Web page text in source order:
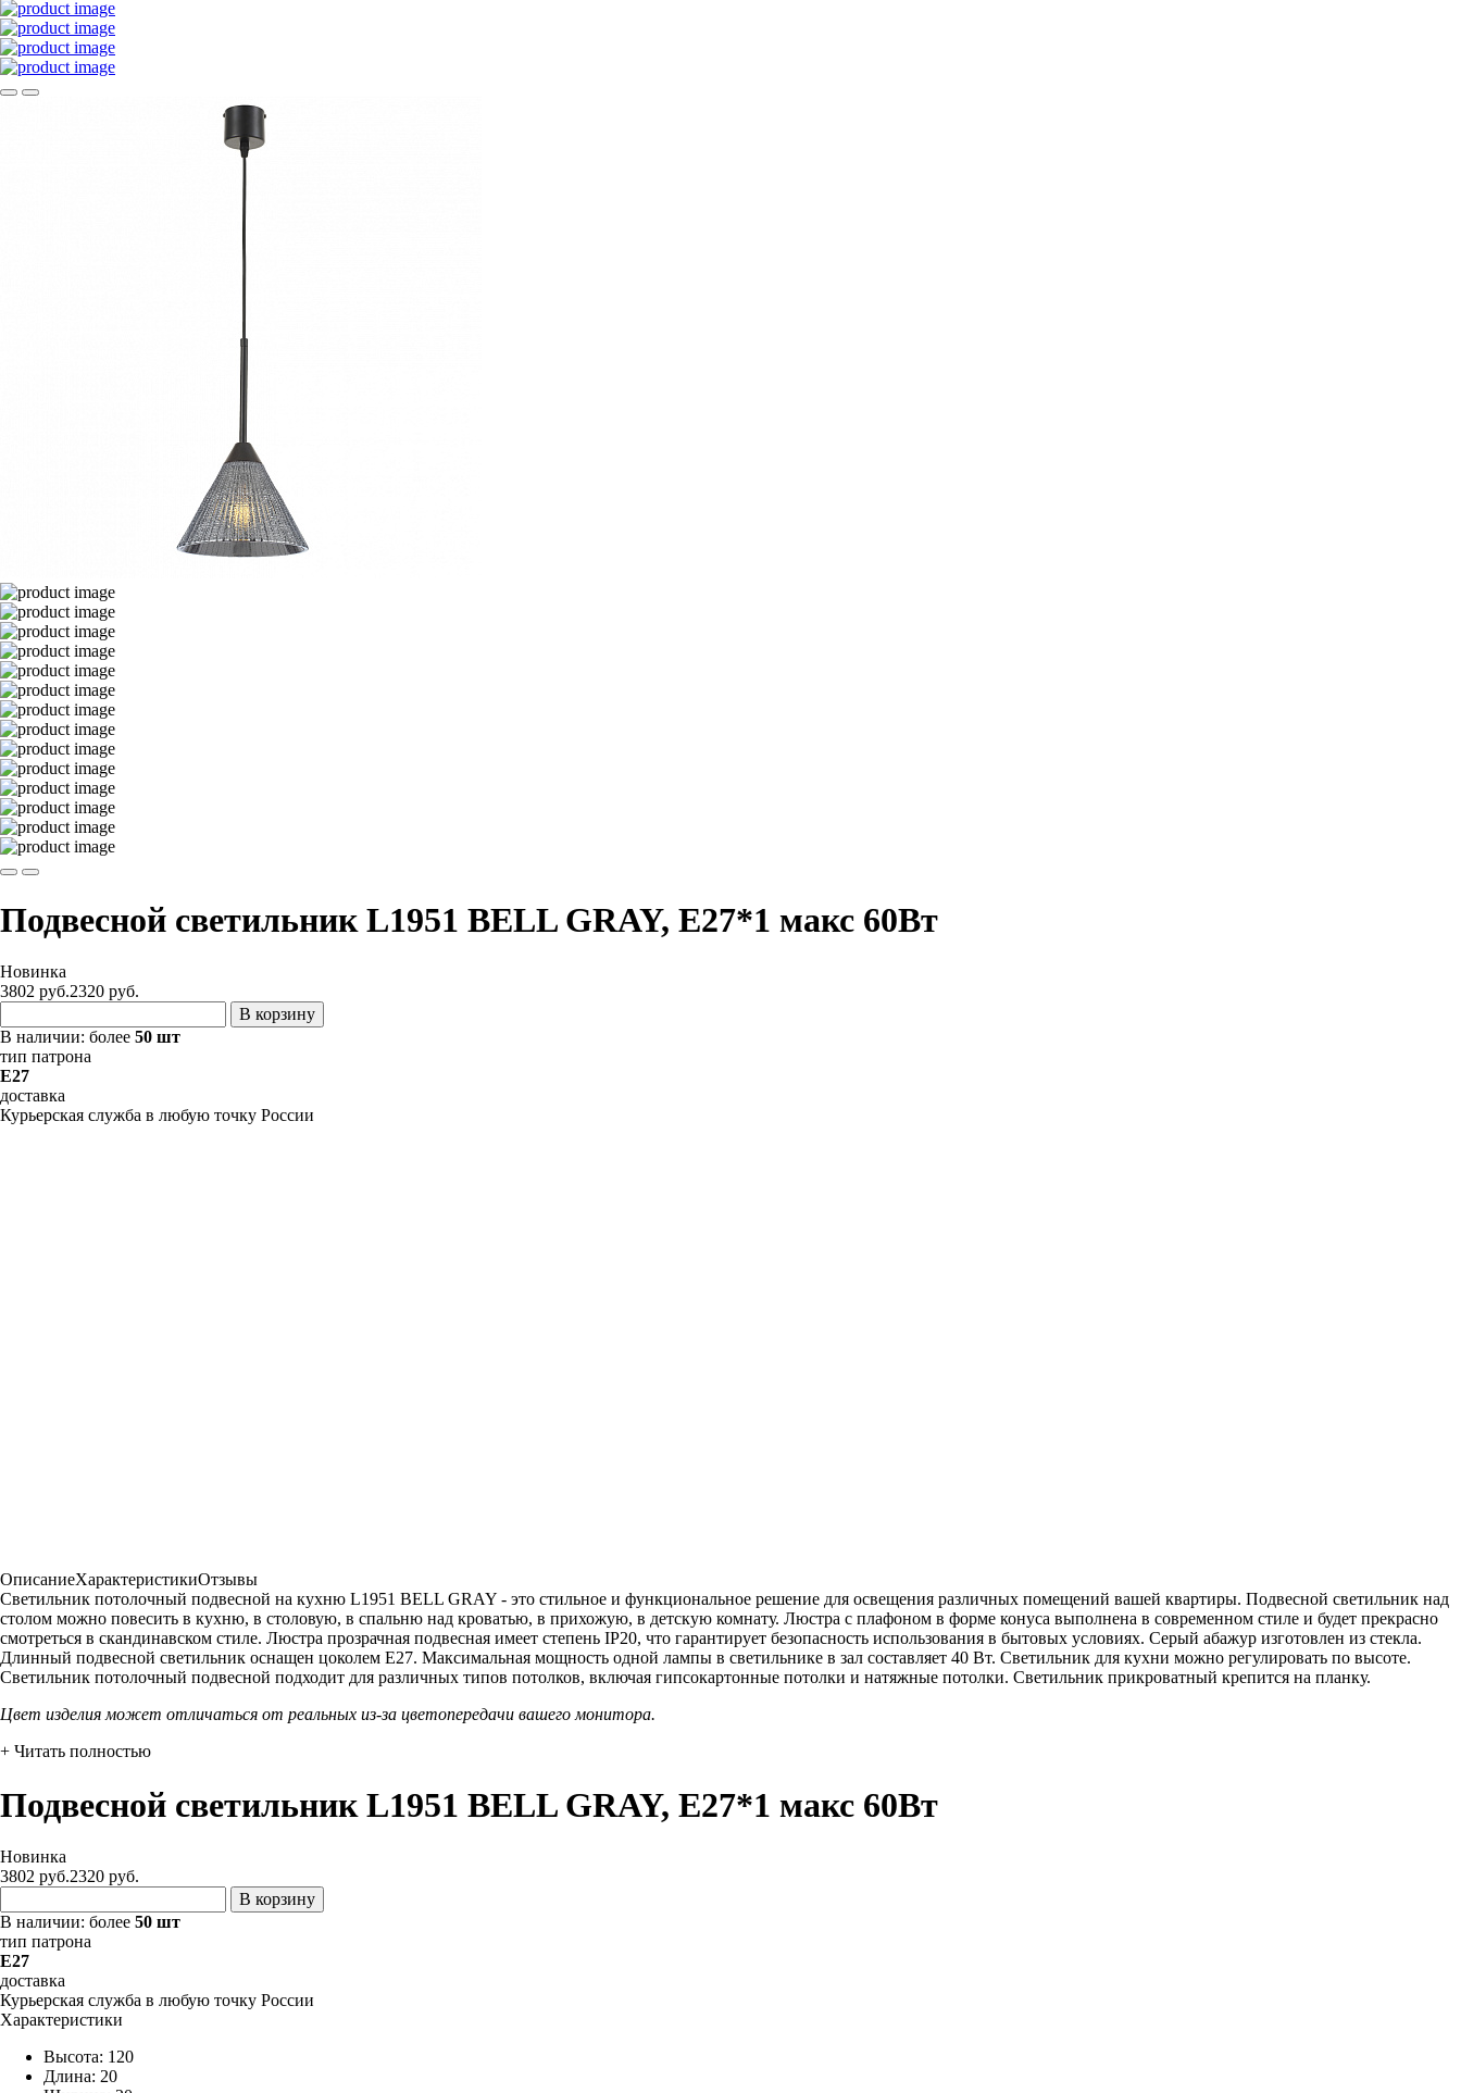
Подвесной светильник L1951 BELL GRAY, E27*1 макс 60Вт
Новинка
3802 руб.2320 руб.
В корзину
В наличии: более 50 шт
тип патрона
E27
доставка
Курьерская служба в любую точку России
ОписаниеХарактеристикиОтзывы
Светильник потолочный подвесной на кухню L1951 BELL GRAY - это стильное и функциональное решение для освещения различных помещений вашей квартиры. Подвесной светильник над
столом можно повесить в кухню, в столовую, в спальню над кроватью, в прихожую, в детскую комнату. Люстра с плафоном в форме конуса выполнена в современном стиле и будет прекрасно
смотреться в скандинавском стиле. Люстра прозрачная подвесная имеет степень IP20, что гарантирует безопасность использования в бытовых условиях. Серый абажур изготовлен из стекла.
Длинный подвесной светильник оснащен цоколем Е27. Максимальная мощность одной лампы в светильнике в зал составляет 40 Вт. Светильник для кухни можно регулировать по высоте.
Светильник потолочный подвесной подходит для различных типов потолков, включая гипсокартонные потолки и натяжные потолки. Светильник прикроватный крепится на планку.
Цвет изделия может отличаться от реальных из-за цветопередачи вашего монитора.
+ Читать полностью
Подвесной светильник L1951 BELL GRAY, E27*1 макс 60Вт
Новинка
3802 руб.2320 руб.
В корзину
В наличии: более 50 шт
тип патрона
E27
доставка
Курьерская служба в любую точку России
Характеристики
Высота: 120
Длина: 20